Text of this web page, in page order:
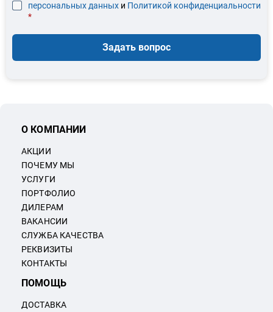
персональных данных и Политикой конфиденциальности
*
Задать вопрос
О КОМПАНИИ
АКЦИИ
ПОЧЕМУ МЫ
УСЛУГИ
ПОРТФОЛИО
ДИЛЕРАМ
ВАКАНСИИ
СЛУЖБА КАЧЕСТВА
РЕКВИЗИТЫ
КОНТАКТЫ
ПОМОЩЬ
ДОСТАВКА